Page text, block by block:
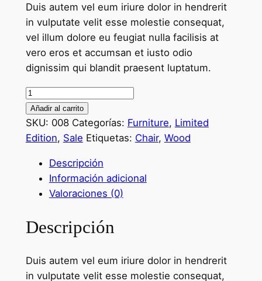
original
era:
.
₡230.00
actual
es:
.
₡180.00
Duis autem vel eum iriure dolor in hendrerit
in vulputate velit esse molestie consequat,
vel illum dolore eu feugiat nulla facilisis at
vero eros et accumsan et iusto odio
dignissim qui blandit praesent luptatum.
Art
Desk
Wood
Chair
Añadir al carrito
SKU: 008 Categorías: Furniture, Limited
Edition, Sale Etiquetas: Chair, Wood
Descripción
Información adicional
Valoraciones (0)
Descripción
Duis autem vel eum iriure dolor in hendrerit
in vulputate velit esse molestie consequat,